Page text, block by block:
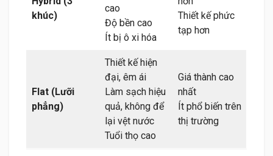
khúc)
cao
Độ bền cao
Ít bị ô xi hóa
Thiết kế phức
tạp hơn
Flat (Lưỡi
phẳng)
Thiết kế hiện
đại, êm ái
Làm sạch hiệu
quả, không để
lại vệt nước
Tuổi thọ cao
Giá thành cao
nhất
Ít phổ biến trên
thị trường